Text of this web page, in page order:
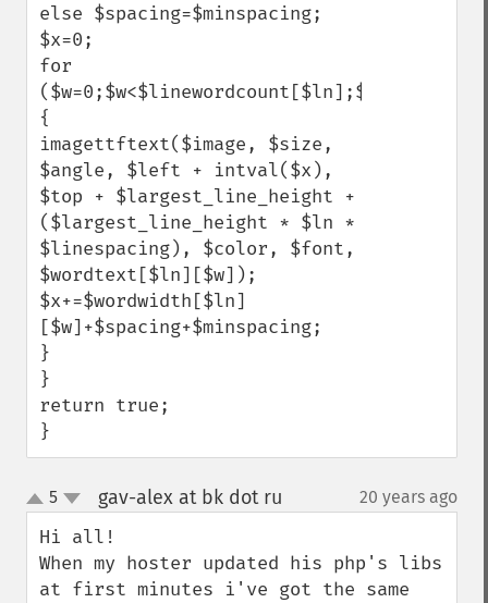
else $spacing=$minspacing;
$x=0;
for
($w=0;$w<$linewordcount[$ln];$w++)
{
imagettftext($image, $size,
$angle, $left + intval($x),
$top + $largest_line_height +
($largest_line_height * $ln *
$linespacing), $color, $font,
$wordtext[$ln][$w]);
$x+=$wordwidth[$ln]
[$w]+$spacing+$minspacing;
}
}
return true;
}
up
down
5 gav-alex at bk dot ru 20 years ago
Hi all!
When my hoster updated his php's libs
at first minutes i've got the same